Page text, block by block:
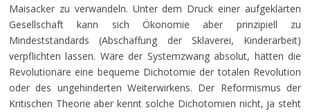
Maisacker zu verwandeln. Unter dem Druck einer aufgeklärten
Gesellschaft kann sich Ökonomie aber prinzipiell zu
Mindeststandards (Abschaffung der Sklaverei, Kinderarbeit)
verpflichten lassen. Wäre der Systemzwang absolut, hätten die
Revolutionäre eine bequeme Dichotomie der totalen Revolution
oder des ungehinderten Weiterwirkens. Der Reformismus der
Kritischen Theorie aber kennt solche Dichotomien nicht, ja steht